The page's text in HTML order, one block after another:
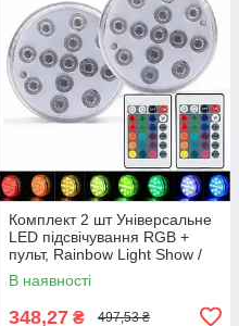
Комплект 2 шт Універсальне
LED підсвічування RGB +
пульт, Rainbow Light Show /
Водонепроникний світильник
В наявності
348,27 ₴ 497,53 ₴